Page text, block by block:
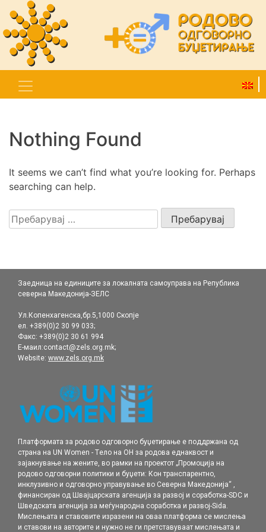
Nothing Found
It seems we can’t find what you’re looking for. Perhaps
searching can help.
Пребарувај
за:
Заедница на единиците за локалната самоуправа на Република
северна Македонија-ЗЕЛС
Ул.Копенхагенска,бр.5,1000 Скопје
ел. +389(0)2 30 99 033;
Факс: +389(0)2 30 61 994
Е-маил:contact@zels.org.mk;
Website: www.zels.org.mk
Платформата за родово одговорно буџетирање е поддржана од
страна на UN Women - Tело на ОН за родова еднаквост и
зајакнување на жените, во рамки нa проектот „Промоција на
родовo одговорни политики и буџети: Кон транспарентно,
инклузивно и одговорно управување во Северна Македонија“ ,
финансиран од Швајцарската агенција за развој и соработка-SDC и
Шведската агенција за меѓународна соработка и развој-Sida.
Мислењата и ставовите изразени на оваа платформа се мислења
и ставови на авторите и нужно не ги претставуваат мислењата и